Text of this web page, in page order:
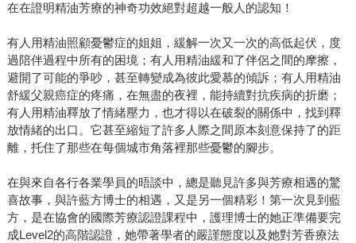
在在證明精油芳療的神奇功效絕對超越一般人的認知！
有人用精油照顧憂鬱症的姐姐，緩解一次又一次的高低起伏，度
過陪伴過程中所有的困境；有人用精油緩和了伴侶之間的摩擦，
避開了可能的爭吵，甚至轉變成為彼此愛慕的傾訴；有人用精油
舒緩父親癌症的疼痛，在無盡的夜裡，能持續對抗疾病的折磨；
有人用精油釋放了情緒壓力，也才得以在破裂的關係中，找到釋
放情緒的出口。它甚至縮短了許多人際之間原本刻意保持了的距
離，托住了那些在每個城市角落裡那些憂鬱的腳步。
在與來自各行各業學員的晤談中，總是聽見許多與芳療相遇的驚
喜故事，與許藍方博士的相遇，又是另一個精彩！第一次見到藍
方，是在協會的國際芳療認證課程中，護理博士的她正準備要完
成Level2的高階認證，她帶著學者的嚴謹態度以及她對芳香療法